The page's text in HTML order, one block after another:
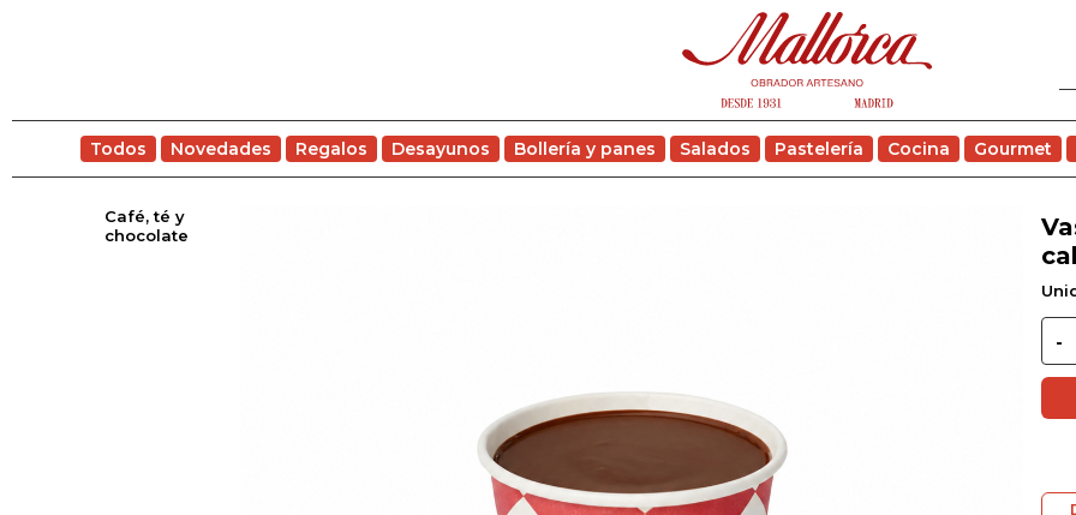
Todos Novedades Regalos Desayunos Bollería y panes Salados Pastelería Cocina Gourmet
Café, té y
chocolate